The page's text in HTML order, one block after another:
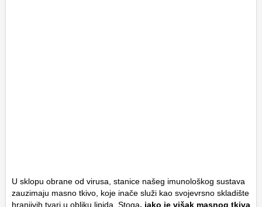
U sklopu obrane od virusa, stanice našeg imunološkog sustava
zauzimaju masno tkivo, koje inače služi kao svojevrsno skladište
hranjivih tvari u obliku lipida. Stoga, iako je višak masnog tkiva